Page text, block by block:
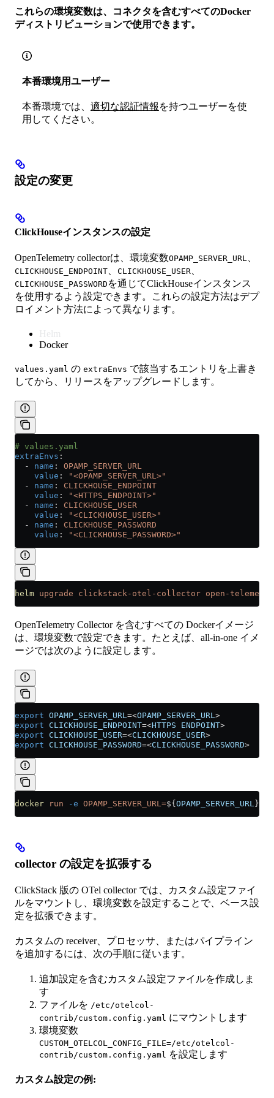
これらの環境変数は、コネクタを含むすべてのDocker
ディストリビューションで使用できます。
本番環境用ユーザー
本番環境では、 適切な認証情報 を持つユーザーを使
用してください。
設定の変更
ClickHouseインスタンスの設定
OpenTelemetry collectorは、環境変数OPAMP_SERVER_URL
CLICKHOUSE_ENDPOINT CLICKHOUSE_USER
CLICKHOUSE_PASSWORD を通じてClickHouseインスタンス
を使用するよう設定できます。これらの設定方法はデプ
ロイメント方法によって異なります。
Helm
Docker
values.yaml の extraEnvs で該当するエントリを上書き
してから、リリースをアップグレードします。
# values.yaml
extraEnvs :
  -
name : OPAMP_SERVER_URL
    value
:
"<OPAMP_SERVER_URL>"
  -
name : CLICKHOUSE_ENDPOINT
    value
:
"<HTTPS_ENDPOINT>"
  -
name : CLICKHOUSE_USER
    value
:
"<CLICKHOUSE_USER>"
  -
name : CLICKHOUSE_PASSWORD
    value
: "<CLICKHOUSE_PASSWORD>"
helm upgrade clickstack-otel-collector open-
OpenTelemetry Collector を含むすべての Dockerイメージ
は、環境変数で設定できます。たとえば、all-in-one イメ
ージでは次のように設定します。
export OPAMP_SERVER_URL=<OPAMP_SERVER_URL>
export CLICKHOUSE_ENDPOINT=<HTTPS ENDPOINT>
export CLICKHOUSE_USER=<CLICKHOUSE_USER>
export CLICKHOUSE_PASSWORD=<CLICKHOUSE_PASSWORD>
docker run -e OPAMP_SERVER_URL=${ OPAMP_SERVER_URL }
collector の設定を拡張する
ClickStack 版の OTel collector では、カスタム設定ファイ
ルをマウントし、環境変数を設定することで、ベース設
定を拡張できます。
カスタムの receiver、プロセッサ、またはパイプライン
を追加するには、次の手順に従います。
追加設定を含むカスタム設定ファイルを作成しま
す
ファイルを /etc/otelcol-
contrib/custom.config.yaml にマウントします
環境変数
CUSTOM_OTELCOL_CONFIG_FILE=/etc/otelcol-
contrib/custom.config.yaml を設定します
カスタム設定の例: